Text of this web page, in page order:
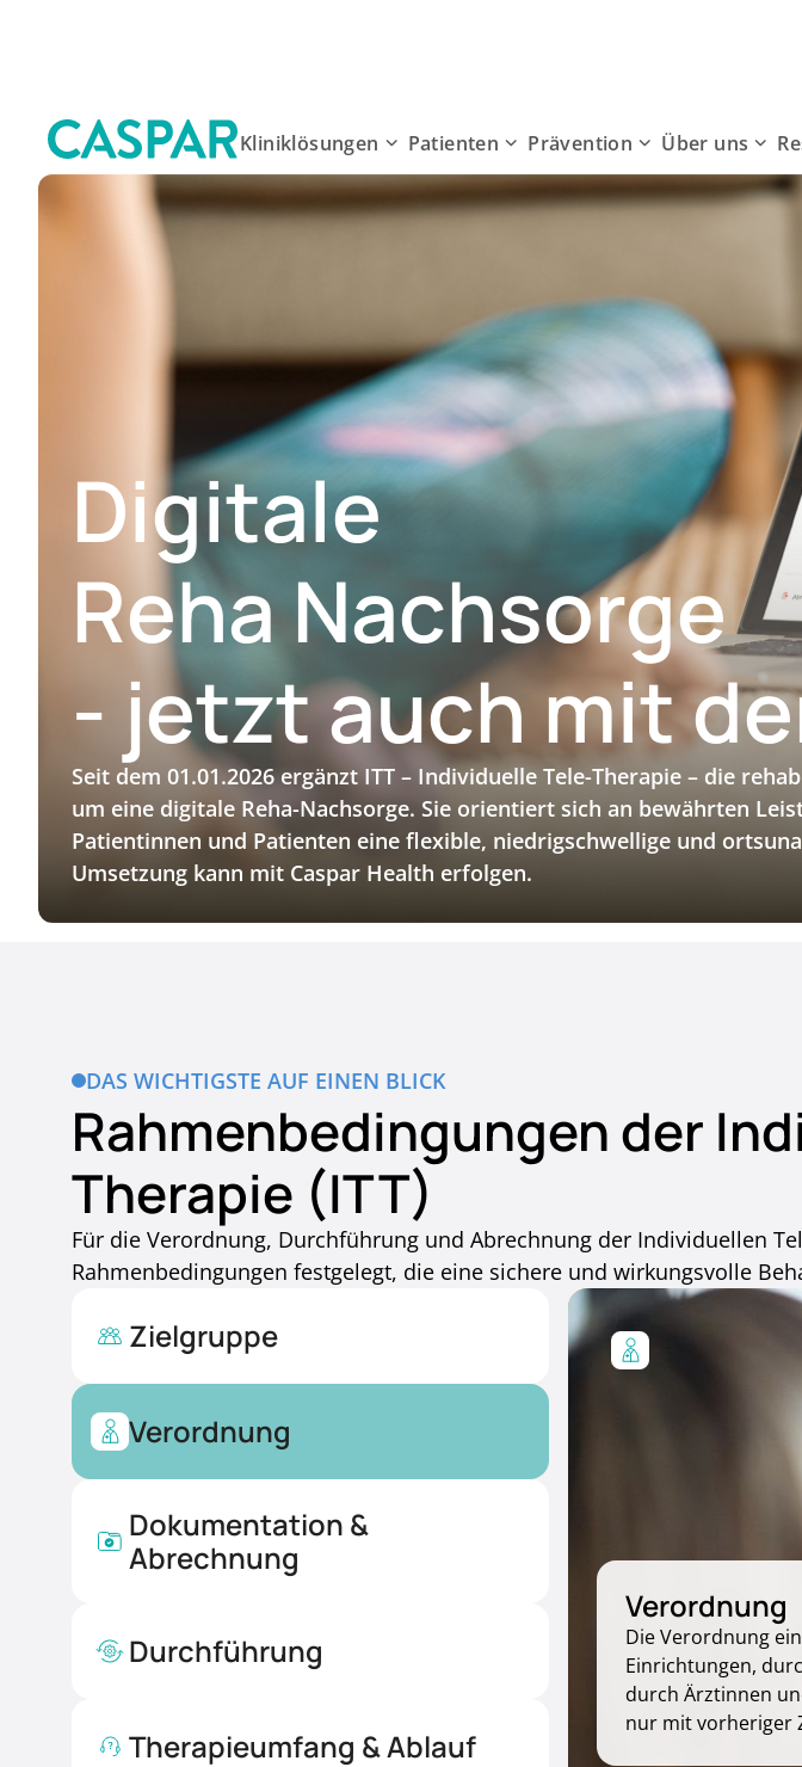
Kliniklösungen Patienten Prävention Über uns
Digitale
Reha Nachsorge
- jetzt auch mit
Seit dem 01.01.2026 ergänzt ITT – Individuelle Tele-Therapie – die
um eine digitale Reha-Nachsorge. Sie orientiert sich an bewährten
Patientinnen und Patienten eine flexible, niedrigschwellige und
Umsetzung kann mit Caspar Health erfolgen.
DAS WICHTIGSTE AUF EINEN BLICK
Rahmenbedingungen der
Therapie (ITT)
Für die Verordnung, Durchführung und Abrechnung der Individuellen
Rahmenbedingungen festgelegt, die eine sichere und wirkungsvolle
Zielgruppe
Verordnung
Dokumentation &
Abrechnung
Durchführung
Therapieumfang & Ablauf
Verordnung
Die Verordnung
Einrichtungen,
durch Ärztinnen
nur mit vorheriger